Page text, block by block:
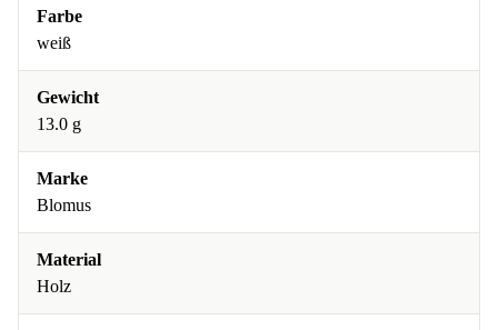
Farbe
weiß
Gewicht
13.0 g
Marke
Blomus
Material
Holz